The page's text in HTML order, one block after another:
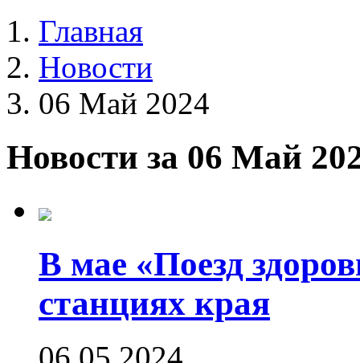
Главная
Новости
06 Май 2024
Новости за 06 Май
В мае «Поезд
станциях края